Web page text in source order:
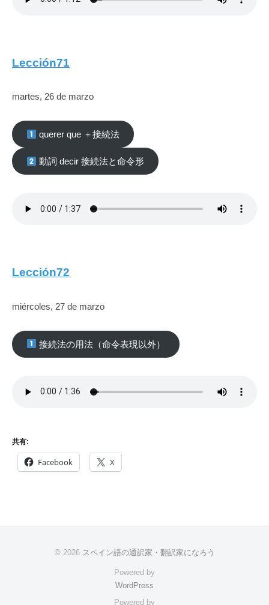
Lección71
martes, 26 de marzo
querer que ＋接続法
動詞 decir 接続法と命令形
Lección72
miércoles, 27 de marzo
接続法の用法（命令表現以外）
共有:
Facebook X
© 2026 スペイン語の通訳家・翻訳家になろう
Powered by
WordPress
Powered by